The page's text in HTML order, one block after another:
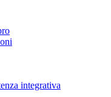
integrativa